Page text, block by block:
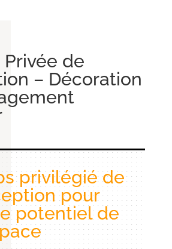
de
– Décoration
privilégié de
pour
potentiel de